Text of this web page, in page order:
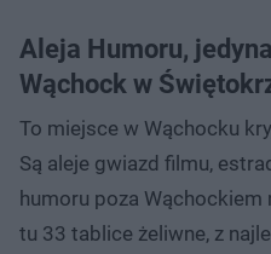
Aleja Humoru,
Wąchock w
To miejsce w Wąchocku
Są aleje gwiazd filmu,
humoru poza Wąchockiem
tu 33 tablice żeliwne, z